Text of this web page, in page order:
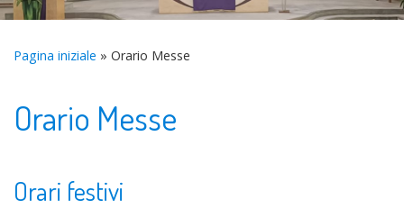
Pagina iniziale » Orario Messe
Orario Messe
Orari festivi